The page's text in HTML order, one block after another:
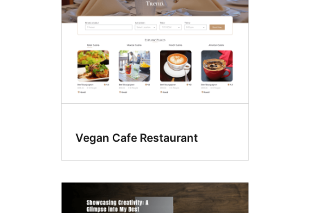
Vegan Cafe Restaurant